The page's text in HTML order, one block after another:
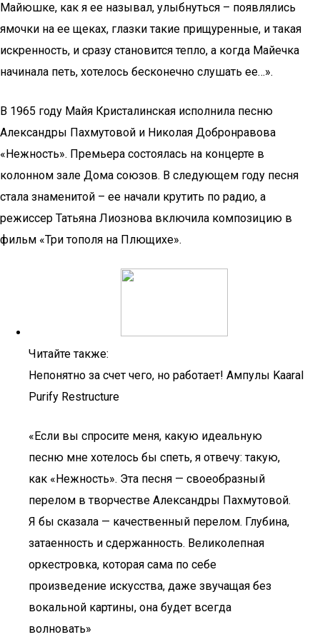
Майюшке, как я ее называл, улыбнуться – появлялись
ямочки на ее щеках, глазки такие прищуренные, и такая
искренность, и сразу становится тепло, а когда Майечка
начинала петь, хотелось бесконечно слушать ее…».
В 1965 году Майя Кристалинская исполнила песню
Александры Пахмутовой и Николая Добронравова
«Нежность». Премьера состоялась на концерте в
колонном зале Дома союзов. В следующем году песня
стала знаменитой – ее начали крутить по радио, а
режиссер Татьяна Лиознова включила композицию в
фильм «Три тополя на Плющихе».
Читайте также:
Непонятно за счет чего, но работает! Ампулы Kaaral
Purify Restructure
«Если вы спросите меня, какую идеальную
песню мне хотелось бы спеть, я отвечу: такую,
как «Нежность». Эта песня — своеобразный
перелом в творчестве Александры Пахмутовой.
Я бы сказала — качественный перелом. Глубина,
затаенность и сдержанность. Великолепная
оркестровка, которая сама по себе
произведение искусства, даже звучащая без
вокальной картины, она будет всегда
волновать»